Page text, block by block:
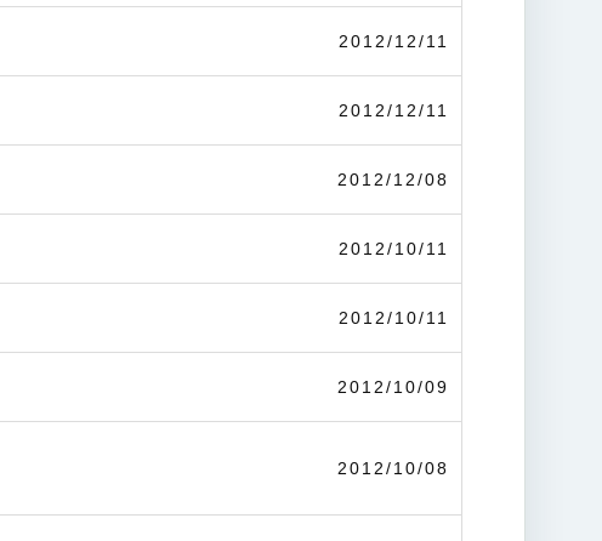
2012/12/11
2012/12/11
2012/12/08
2012/10/11
2012/10/11
2012/10/09
2012/10/08